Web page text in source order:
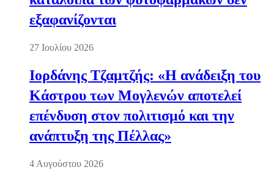
εξαφανίζονται
27 Ιουλίου 2026
Ιορδάνης Τζαμτζής: «Η ανάδειξη του
Κάστρου των Μογλενών αποτελεί
επένδυση στον πολιτισμό και την
ανάπτυξη της Πέλλας»
4 Αυγούστου 2026